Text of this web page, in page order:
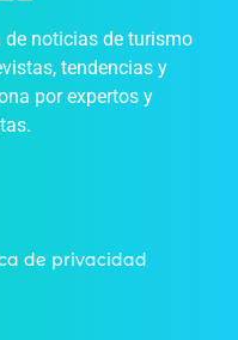
noticias de turismo
tendencias y
por expertos y
de privacidad